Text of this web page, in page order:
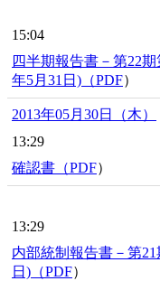
15:04
四半期報告書－第22
年5月31日)（PDF）
2013年05月30日（木）
13:29
確認書（PDF）
13:29
内部統制報告書－第
日)（PDF）